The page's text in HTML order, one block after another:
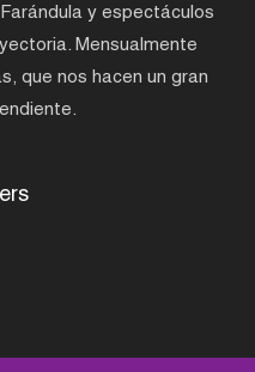
y espectáculos
Mensualmente
que nos hacen un gran